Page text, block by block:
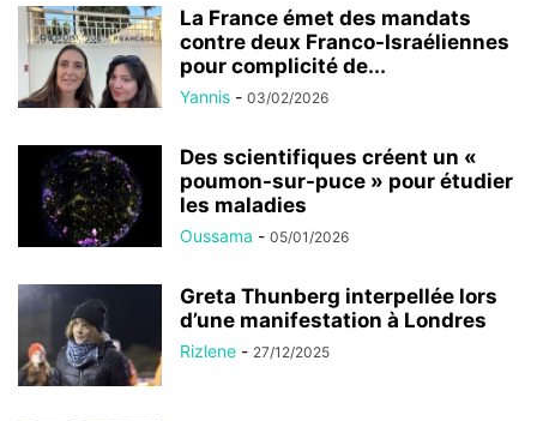
La France émet des mandats
contre deux Franco-Israéliennes
pour complicité de...
Yannis - 03/02/2026
Des scientifiques créent un «
poumon-sur-puce » pour étudier
les maladies
Oussama - 05/01/2026
Greta Thunberg interpellée lors
d’une manifestation à Londres
Rizlene - 27/12/2025